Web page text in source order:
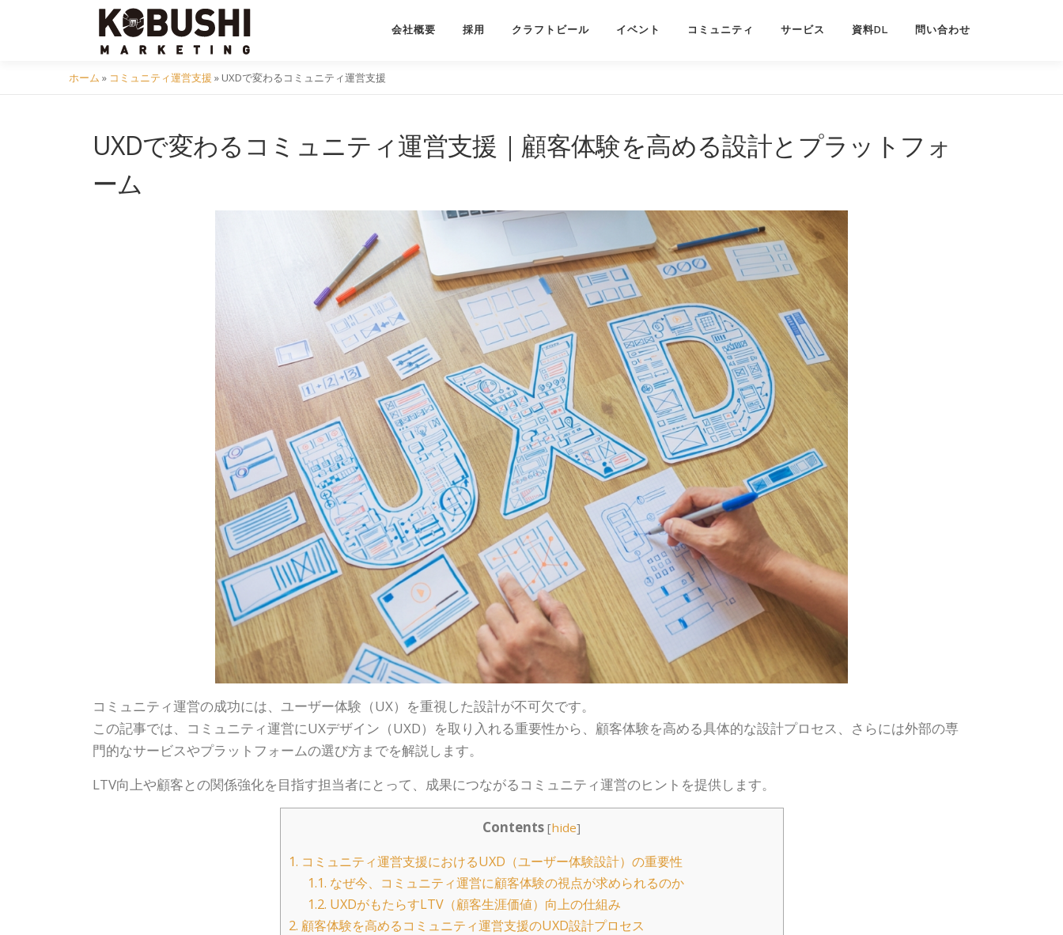
会社概要 採用 クラフトビール イベント コミュニティ サービス 資料DL 問い合わせ
ホーム » コミュニティ運営支援 » UXDで変わるコミュニティ運営支援
UXDで変わるコミュニティ運営支援｜顧客体験を高める設計とプラットフォ
ーム
コミュニティ運営の成功には、ユーザー体験（UX）を重視した設計が不可欠です。
この記事では、コミュニティ運営にUXデザイン（UXD）を取り入れる重要性から、顧客体験を高める具体的な設計プロセス、さらには外部の専
門的なサービスやプラットフォームの選び方までを解説します。
LTV向上や顧客との関係強化を目指す担当者にとって、成果につながるコミュニティ運営のヒントを提供します。
Contents [hide]
1. コミュニティ運営支援におけるUXD（ユーザー体験設計）の重要性
1.1. なぜ今、コミュニティ運営に顧客体験の視点が求められるのか
1.2. UXDがもたらすLTV（顧客生涯価値）向上の仕組み
2. 顧客体験を高めるコミュニティ運営支援のUXD設計プロセス